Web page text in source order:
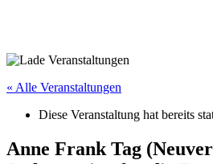
« Alle Veranstaltungen
Diese Veranstaltung hat bereits
Anne Frank Tag